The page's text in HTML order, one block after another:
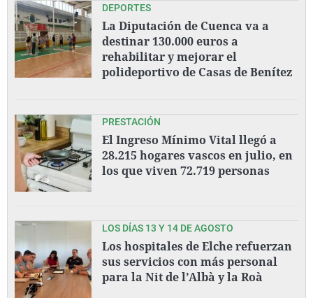
DEPORTES
La Diputación de Cuenca va a
destinar 130.000 euros a
rehabilitar y mejorar el
polideportivo de Casas de Benítez
PRESTACIÓN
El Ingreso Mínimo Vital llegó a
28.215 hogares vascos en julio, en
los que viven 72.719 personas
LOS DÍAS 13 Y 14 DE AGOSTO
Los hospitales de Elche refuerzan
sus servicios con más personal
para la Nit de l’Albà y la Roà